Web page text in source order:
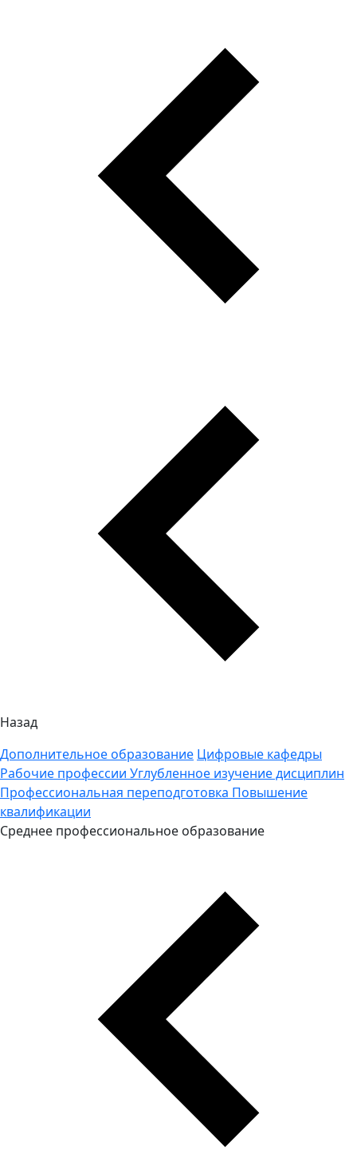
Назад
Дополнительное образование Цифровые кафедры
Рабочие профессии Углубленное изучение дисциплин
Профессиональная переподготовка Повышение
квалификации
Среднее профессиональное образование